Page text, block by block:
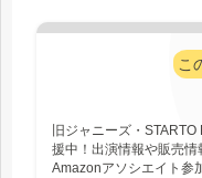
こ
旧ジャニーズ・
援中！出演情報や販売
Amazonアソシエイト参